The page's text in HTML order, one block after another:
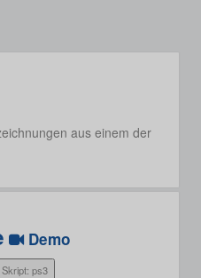
aus einem der
Demo
Skript: ps3